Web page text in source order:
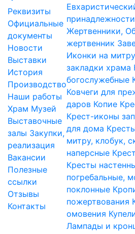
Реквизиты
Официальные
документы
Новости
Выставки
История
Производство
Наши работы
Храм Музей
Выставочные
залы Закупки,
реализация
Вакансии
Полезные
ссылки
Отзывы
Контакты
принадлежности
Жертвенники,
жертвенник
Иконки на митру
закладки храма
богослужебные
Ковчеги для
даров Копие
Крест-иконы
для дома
митру, клобук,
наперсные
Кресты
погребальные,
поклонные
пожертвования
омовения
Лампады и